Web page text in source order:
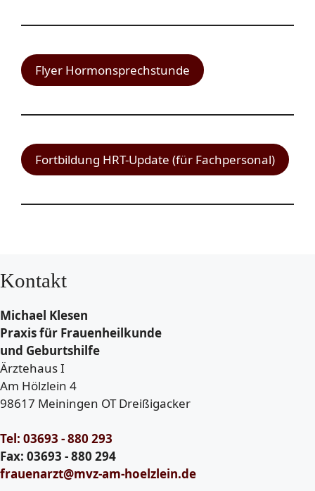
Flyer Hormonsprechstunde
Fortbildung HRT-Update (für Fachpersonal)
Kontakt
Michael Klesen
Praxis für Frauenheilkunde
und Geburtshilfe
Ärztehaus I
Am Hölzlein 4
98617 Meiningen OT Dreißigacker
Tel: 03693 - 880 293
Fax: 03693 - 880 294
frauenarzt@mvz-am-hoelzlein.de